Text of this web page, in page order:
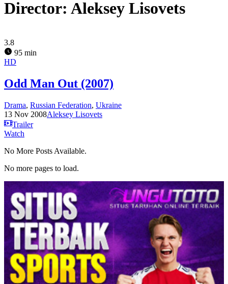
Director: Aleksey Lisovets
3.8
95 min
HD
Odd Man Out (2007)
Drama, Russian Federation, Ukraine
13 Nov 2008Aleksey Lisovets
Trailer
Watch
No More Posts Available.
No more pages to load.